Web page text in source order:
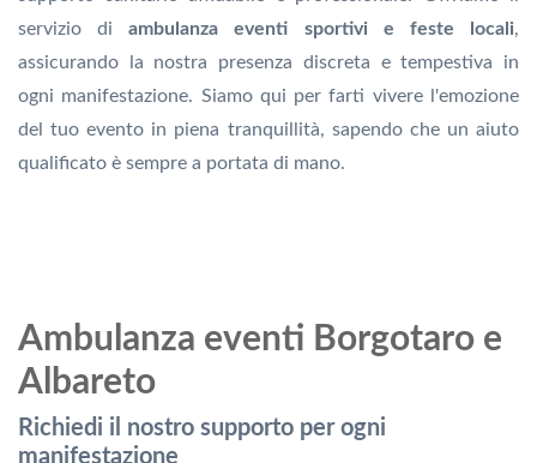
servizio diambulanza eventi sportivi e feste locali,
assicurando la nostra presenza discreta e tempestiva in
ogni manifestazione. Siamo qui per farti vivere l'emozione
del tuo evento in piena tranquillità, sapendo che un aiuto
qualificato è sempre a portata di mano.
Ambulanza eventi Borgotaro e
Albareto
Richiedi il nostro supporto per ogni
manifestazione